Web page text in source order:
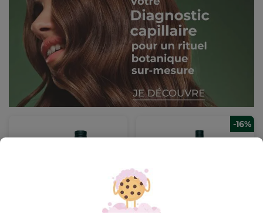
Set Voyage Réparation
-16%
Rituel Cheveux